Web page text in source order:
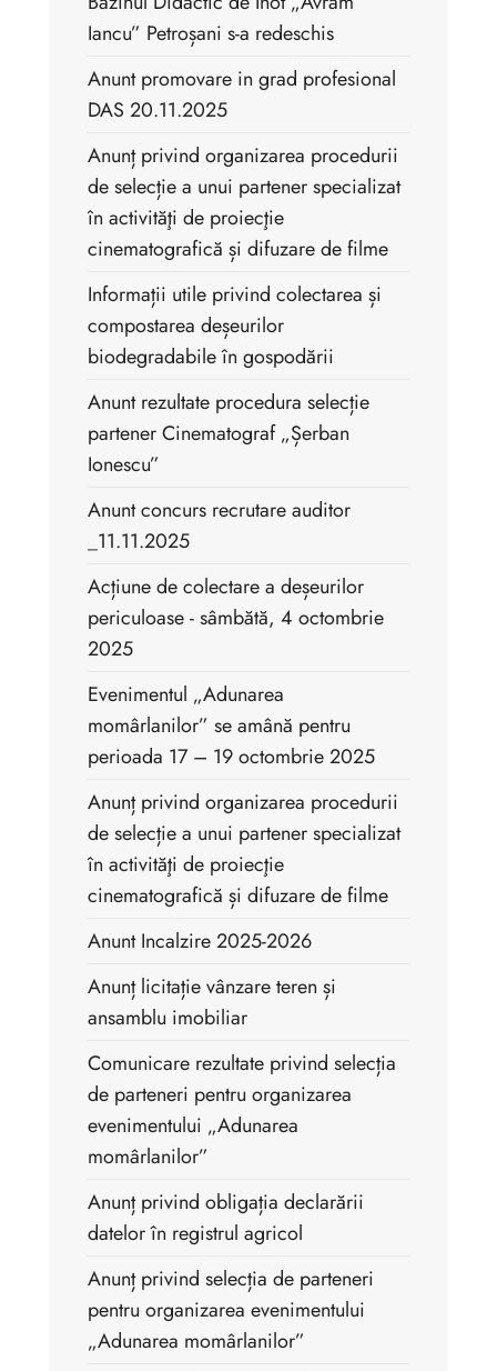
Iancu” Petroșani s-a redeschis
Anunt promovare in grad profesional
DAS 20.11.2025
Anunț privind organizarea procedurii
de selecție a unui partener specializat
în activităţi de proiecţie
cinematografică și difuzare de filme
Informații utile privind colectarea și
compostarea deșeurilor
biodegradabile în gospodării
Anunt rezultate procedura selecție
partener Cinematograf „Șerban
Ionescu”
Anunt concurs recrutare auditor
_11.11.2025
Acțiune de colectare a deșeurilor
periculoase - sâmbătă, 4 octombrie
2025
Evenimentul „Adunarea
momârlanilor” se amână pentru
perioada 17 – 19 octombrie 2025
Anunț privind organizarea procedurii
de selecție a unui partener specializat
în activităţi de proiecţie
cinematografică și difuzare de filme
Anunt Incalzire 2025-2026
Anunț licitație vânzare teren și
ansamblu imobiliar
Comunicare rezultate privind selecția
de parteneri pentru organizarea
evenimentului „Adunarea
momârlanilor”
Anunț privind obligația declarării
datelor în registrul agricol
Anunț privind selecția de parteneri
pentru organizarea evenimentului
„Adunarea momârlanilor”